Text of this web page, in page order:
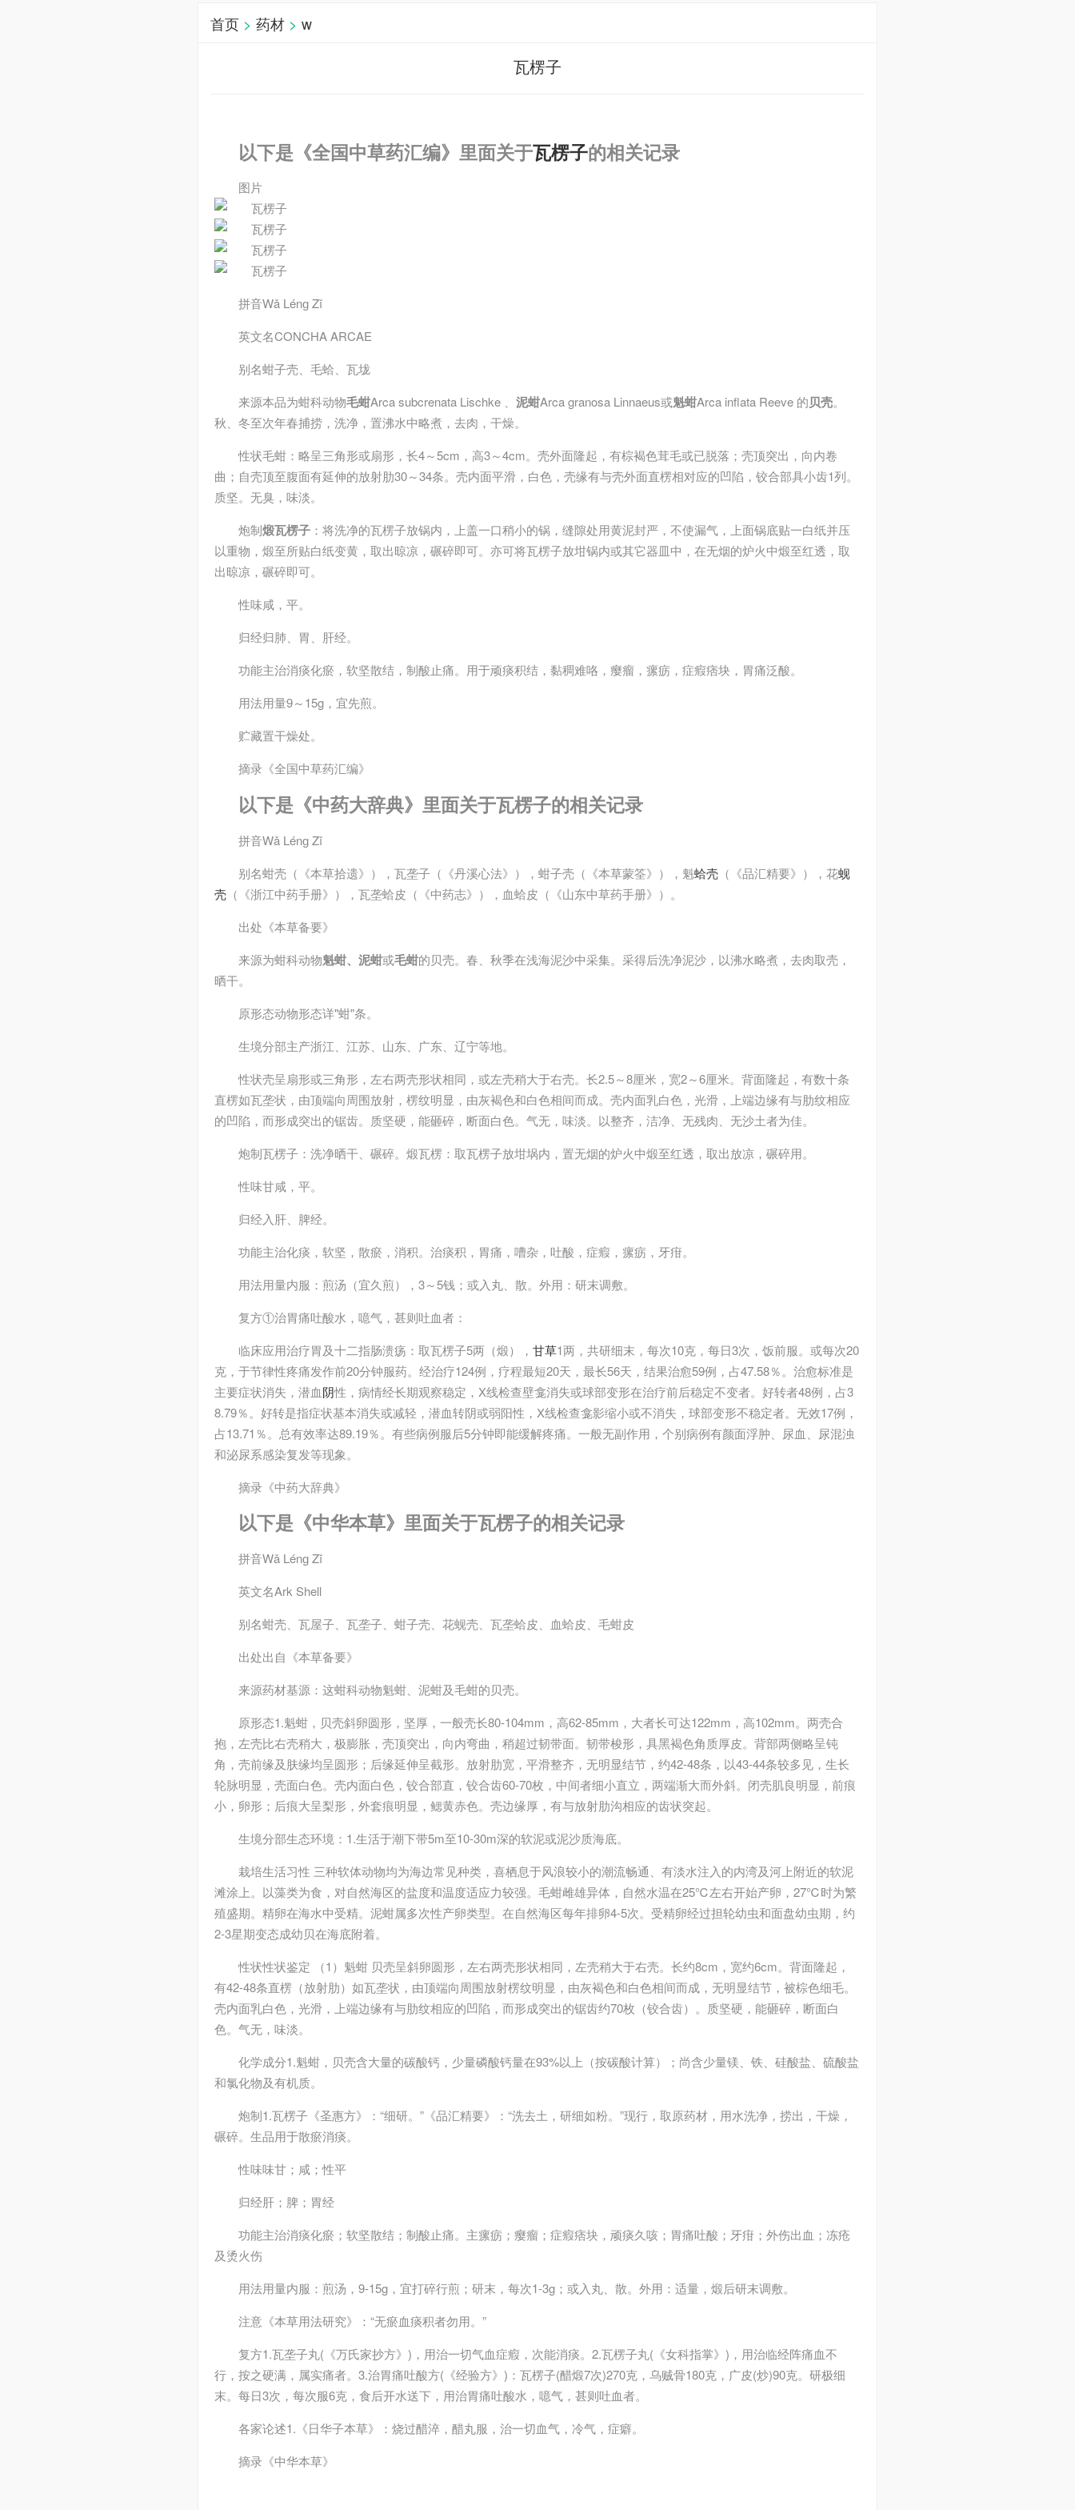
首页 > 药材 > w
瓦楞子
以下是《全国中草药汇编》里面关于瓦楞子的相关记录
图片
拼音Wǎ Lénɡ Zǐ
英文名CONCHA ARCAE
别名蚶子壳、毛蛤、瓦垅
来源本品为蚶科动物毛蚶Arca subcrenata Lischke 、 泥蚶Arca granosa Linnaeus或魁蚶Arca inflata Reeve 的贝壳。
秋、冬至次年春捕捞，洗净，置沸水中略煮，去肉，干燥。
性状毛蚶：略呈三角形或扇形，长4～5cm，高3～4cm。壳外面隆起，有棕褐色茸毛或已脱落；壳顶突出，向内卷
曲；自壳顶至腹面有延伸的放射肋30～34条。壳内面平滑，白色，壳缘有与壳外面直楞相对应的凹陷，铰合部具小齿1列。
质坚。无臭，味淡。
炮制煅瓦楞子 ：将洗净的瓦楞子放锅内，上盖一口稍小的锅，缝隙处用黄泥封严，不使漏气，上面锅底贴一白纸并压
以重物，煅至所贴白纸变黄，取出晾凉，碾碎即可。亦可将瓦楞子放坩锅内或其它器皿中，在无烟的炉火中煅至红透，取
出晾凉，碾碎即可。
性味咸，平。
归经归肺、胃、肝经。
功能主治消痰化瘀，软坚散结，制酸止痛。用于顽痰积结，黏稠难咯，瘿瘤，瘰疬，症瘕痞块，胃痛泛酸。
用法用量9～15g，宜先煎。
贮藏置干燥处。
摘录 《全国中草药汇编》
以下是《中药大辞典》里面关于瓦楞子的相关记录
拼音Wǎ Lénɡ Zǐ
别名蚶壳（《本草拾遗》），瓦垄子（《丹溪心法》），蚶子壳（《本草蒙筌》），魁蛤壳 （《品汇精要》），花蚬
壳 （《浙江中药手册》），瓦垄蛤皮（《中药志》），血蛤皮（《山东中草药手册》）。
出处 《本草备要》
来源为蚶科动物魁蚶、泥蚶或毛蚶的贝壳。春、秋季在浅海泥沙中采集。采得后洗净泥沙，以沸水略煮，去肉取壳，
晒干。
原形态动物形态详"蚶"条。
生境分部主产浙江、江苏、山东、广东、辽宁等地。
性状壳呈扇形或三角形，左右两壳形状相同，或左壳稍大于右壳。长2.5～8厘米，宽2～6厘米。背面隆起，有数十条
直楞如瓦垄状，由顶端向周围放射，楞纹明显，由灰褐色和白色相间而成。壳内面乳白色，光滑，上端边缘有与肋纹相应
的凹陷，而形成突出的锯齿。质坚硬，能砸碎，断面白色。气无，味淡。以整齐，洁净、无残肉、无沙土者为佳。
炮制瓦楞子：洗净晒干、碾碎。煅瓦楞：取瓦楞子放坩埚内，置无烟的炉火中煅至红透，取出放凉，碾碎用。
性味甘咸，平。
归经入肝、脾经。
功能主治化痰，软坚，散瘀，消积。治痰积，胃痛，嘈杂，吐酸，症瘕，瘰疬，牙疳。
用法用量内服：煎汤（宜久煎），3～5钱；或入丸、散。外用：研末调敷。
复方①治胃痛吐酸水，噫气，甚则吐血者：
临床应用治疗胃及十二指肠溃疡：取瓦楞子5两（煅）， 甘草1两，共研细末，每次10克，每日3次，饭前服。或每次20
克，于节律性疼痛发作前20分钟服药。经治疗124例，疗程最短20天，最长56天，结果治愈59例，占47.58％。治愈标准是
主要症状消失，潜血阴性，病情经长期观察稳定，X线检查壁龛消失或球部变形在治疗前后稳定不变者。好转者48例，占3
8.79％。好转是指症状基本消失或减轻，潜血转阴或弱阳性，X线检查龛影缩小或不消失，球部变形不稳定者。无效17例，
占13.71％。总有效率达89.19％。有些病例服后5分钟即能缓解疼痛。一般无副作用，个别病例有颜面浮肿、尿血、尿混浊
和泌尿系感染复发等现象。
摘录 《中药大辞典》
以下是《中华本草》里面关于瓦楞子的相关记录
拼音Wǎ Lénɡ Zǐ
英文名Ark Shell
别名蚶壳、瓦屋子、瓦垄子、蚶子壳、花蚬壳、瓦垄蛤皮、血蛤皮、毛蚶皮
出处出自《本草备要》
来源药材基源：这蚶科动物魁蚶、泥蚶及毛蚶的贝壳。
原形态1.魁蚶，贝壳斜卵圆形，坚厚，一般壳长80-104mm，高62-85mm，大者长可达122mm，高102mm。两壳合
抱，左壳比右壳稍大，极膨胀，壳顶突出，向内弯曲，稍超过韧带面。韧带梭形，具黑褐色角质厚皮。背部两侧略呈钝
角，壳前缘及肤缘均呈圆形；后缘延伸呈截形。放射肋宽，平滑整齐，无明显结节，约42-48条，以43-44条较多见，生长
轮脉明显，壳面白色。壳内面白色，铰合部直，铰合齿60-70枚，中间者细小直立，两端渐大而外斜。闭壳肌良明显，前痕
小，卵形；后痕大呈梨形，外套痕明显，鳃黄赤色。壳边缘厚，有与放射肋沟相应的齿状突起。
生境分部生态环境：1.生活于潮下带5m至10-30m深的软泥或泥沙质海底。
栽培生活习性 三种软体动物均为海边常见种类，喜栖息于风浪较小的潮流畅通、有淡水注入的内湾及河上附近的软泥
滩涂上。以藻类为食，对自然海区的盐度和温度适应力较强。毛蚶雌雄异体，自然水温在25℃左右开始产卵，27℃时为繁
殖盛期。精卵在海水中受精。泥蚶属多次性产卵类型。在自然海区每年排卵4-5次。受精卵经过担轮幼虫和面盘幼虫期，约
2-3星期变态成幼贝在海底附着。
性状性状鉴定 （1）魁蚶 贝壳呈斜卵圆形，左右两壳形状相同，左壳稍大于右壳。长约8cm，宽约6cm。背面隆起，
有42-48条直楞（放射肋）如瓦垄状，由顶端向周围放射楞纹明显，由灰褐色和白色相间而成，无明显结节，被棕色细毛。
壳内面乳白色，光滑，上端边缘有与肋纹相应的凹陷，而形成突出的锯齿约70枚（铰合齿）。质坚硬，能砸碎，断面白
色。气无，味淡。
化学成分1.魁蚶，贝壳含大量的碳酸钙，少量磷酸钙量在93%以上（按碳酸计算）；尚含少量镁、铁、硅酸盐、硫酸盐
和氯化物及有机质。
炮制1.瓦楞子《圣惠方》：“细研。”《品汇精要》：“洗去土，研细如粉。”现行，取原药材，用水洗净，捞出，干燥，
碾碎。生品用于散瘀消痰。
性味味甘；咸；性平
归经肝；脾；胃经
功能主治消痰化瘀；软坚散结；制酸止痛。主瘰疬；瘿瘤；症瘕痞块，顽痰久咳；胃痛吐酸；牙疳；外伤出血；冻疮
及烫火伤
用法用量内服：煎汤，9-15g，宜打碎行煎；研末，每次1-3g；或入丸、散。外用：适量，煅后研末调敷。
注意 《本草用法研究》：“无瘀血痰积者勿用。”
复方1.瓦垄子丸(《万氏家抄方》)，用治一切气血症瘕，次能消痰。2.瓦楞子丸(《女科指掌》)，用治临经阵痛血不
行，按之硬满，属实痛者。3.治胃痛吐酸方(《经验方》)：瓦楞子(醋煅7次)270克，乌贼骨180克，广皮(炒)90克。研极细
末。每日3次，每次服6克，食后开水送下，用治胃痛吐酸水，噫气，甚则吐血者。
各家论述1.《日华子本草》：烧过醋淬，醋丸服，治一切血气，冷气，症癖。
摘录 《中华本草》